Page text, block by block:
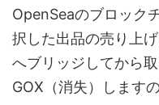
OpenSeaのブロック
択した出品の売り上
へブリッジしてから
GOX（消失）します